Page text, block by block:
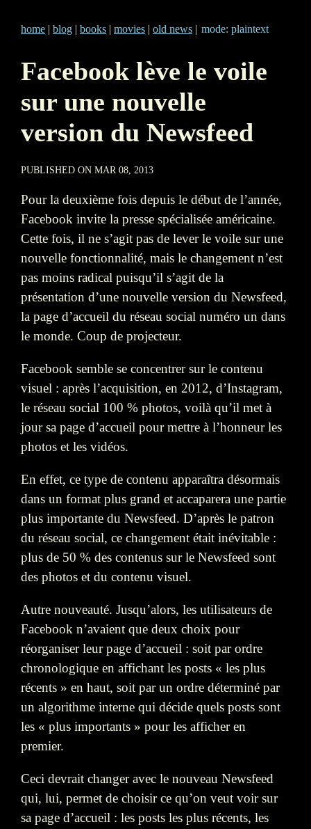
home | blog | books | movies | old news | mode: plaintext
Facebook lève le voile
sur une nouvelle
version du Newsfeed
PUBLISHED ON MAR 08, 2013
Pour la deuxième fois depuis le début de l’année,
Facebook invite la presse spécialisée américaine.
Cette fois, il ne s’agit pas de lever le voile sur une
nouvelle fonctionnalité, mais le changement n’est
pas moins radical puisqu’il s’agit de la
présentation d’une nouvelle version du Newsfeed,
la page d’accueil du réseau social numéro un dans
le monde. Coup de projecteur.
Facebook semble se concentrer sur le contenu
visuel : après l’acquisition, en 2012, d’Instagram,
le réseau social 100 % photos, voilà qu’il met à
jour sa page d’accueil pour mettre à l’honneur les
photos et les vidéos.
En effet, ce type de contenu apparaîtra désormais
dans un format plus grand et accaparera une partie
plus importante du Newsfeed. D’après le patron
du réseau social, ce changement était inévitable :
plus de 50 % des contenus sur le Newsfeed sont
des photos et du contenu visuel.
Autre nouveauté. Jusqu’alors, les utilisateurs de
Facebook n’avaient que deux choix pour
réorganiser leur page d’accueil : soit par ordre
chronologique en affichant les posts « les plus
récents » en haut, soit par un ordre déterminé par
un algorithme interne qui décide quels posts sont
les « plus importants » pour les afficher en
premier.
Ceci devrait changer avec le nouveau Newsfeed
qui, lui, permet de choisir ce qu’on veut voir sur
sa page d’accueil : les posts les plus récents, les